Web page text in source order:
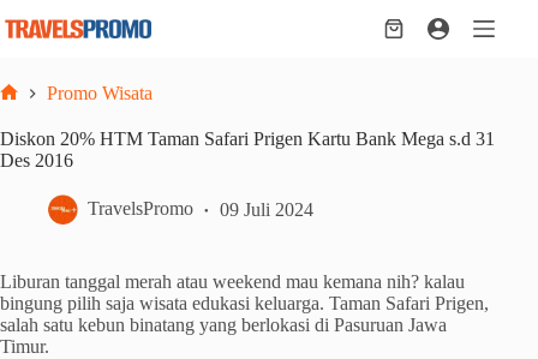
Shopping
Promo Wisata
Diskon 20% HTM Taman Safari Prigen Kartu Bank Mega s.d 31
Des 2016
TravelsPromo 09 Juli 2024
Liburan tanggal merah atau weekend mau kemana nih? kalau
bingung pilih saja wisata edukasi keluarga. Taman Safari Prigen,
salah satu kebun binatang yang berlokasi di Pasuruan Jawa
Timur.